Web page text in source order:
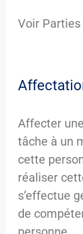
Voir
Affecter
tâche à un
cette
réaliser
s’effectue
de